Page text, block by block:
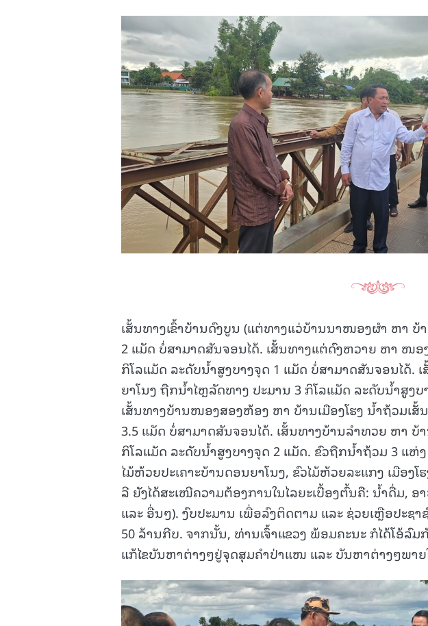
ເສັ້ນທາງເຂົ້າບ້ານດົງບູນ (ແຕ່ທາງແວ່ບ້ານນາໜອງຜຳ ຫາ ບ້
2 ແມັດ ບໍ່ສາມາດສັນຈອນໄດ້. ເສັ້ນທາງແຕ່ດົງຫວາຍ ຫາ ໜ
ກິໂລແມັດ ລະດັບນ້ຳສູງບາງຈຸດ 1 ແມັດ ບໍ່ສາມາດສັນຈອນໄດ້
ຍາໂນງ ຖືກນໍ້າໄຫຼລັດທາງ ປະມານ 3 ກິໂລແມັດ ລະດັບນໍ້າສູງ
ເສັ້ນທາງບ້ານໜອງສອງຫ້ອງ ຫາ ບ້ານເມືອງໂຮງ ນໍ້າຖ້ວມເສັ້
3.5 ແມັດ ບໍ່ສາມາດສັນຈອນໄດ້. ເສັ້ນທາງບ້ານລໍາທວຍ ຫາ ບ້
ກິໂລແມັດ ລະດັບນໍ້າສູງບາງຈຸດ 2 ແມັດ. ຂົວຖືກນໍ້າຖ້ວມ 3 ແຫ່
ໄມ້ຫ້ວຍປະເຄາະບ້ານດອນຍາໂນງ, ຂົວໄມ້ຫ້ວຍລະແກງ ເມືອງ
ລີ ຍັງໄດ້ສະເໜີຄວາມຕ້ອງການໃນໄລຍະເບື້ອງຕົ້ນຄື: ນໍ້າດື່ມ,
ແລະ ອື່ນໆ). ງົບປະມານ ເພື່ອລົງຕິດຕາມ ແລະ ຊ່ວຍເຫຼືອປະຊ
50 ລ້ານກີບ. ຈາກນັ້ນ, ທ່ານເຈົ້າແຂວງ ພ້ອມຄະນະ ກໍໄດ້ໂອ້ລົ
ແກ້ໄຂບັນຫາຕ່າງໆຢູ່ຈຸດສຸມຄຳປ່າແໜ ແລະ ບັນຫາຕ່າງໆພາຍ